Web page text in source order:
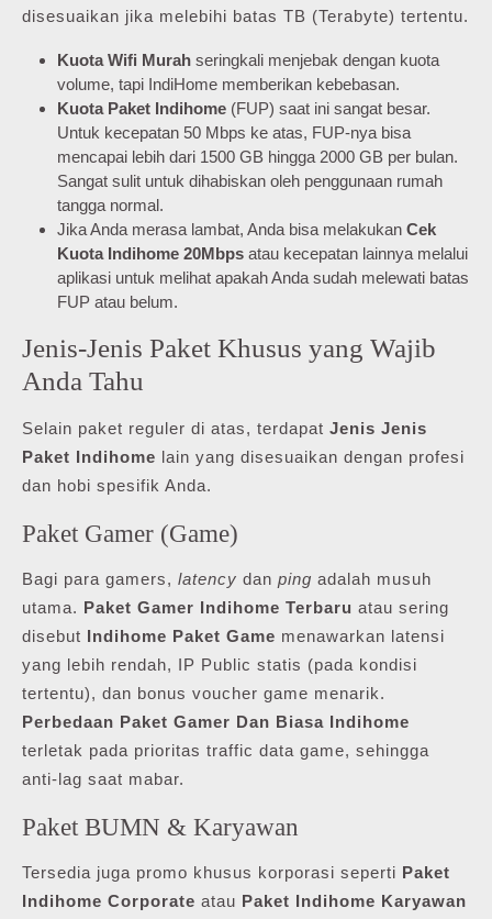
disesuaikan jika melebihi batas TB (Terabyte) tertentu.
Kuota Wifi Murah seringkali menjebak dengan kuota
volume, tapi IndiHome memberikan kebebasan.
Kuota Paket Indihome (FUP) saat ini sangat besar.
Untuk kecepatan 50 Mbps ke atas, FUP-nya bisa
mencapai lebih dari 1500 GB hingga 2000 GB per bulan.
Sangat sulit untuk dihabiskan oleh penggunaan rumah
tangga normal.
Jika Anda merasa lambat, Anda bisa melakukan Cek
Kuota Indihome 20Mbps atau kecepatan lainnya melalui
aplikasi untuk melihat apakah Anda sudah melewati batas
FUP atau belum.
Jenis-Jenis Paket Khusus yang Wajib
Anda Tahu
Selain paket reguler di atas, terdapat Jenis Jenis
Paket Indihome lain yang disesuaikan dengan profesi
dan hobi spesifik Anda.
Paket Gamer (Game)
Bagi para gamers, latency dan ping adalah musuh
utama. Paket Gamer Indihome Terbaru atau sering
disebut
Indihome Paket Game menawarkan latensi
yang lebih rendah, IP Public statis (pada kondisi
tertentu), dan bonus voucher game menarik.
Perbedaan Paket Gamer Dan Biasa Indihome
terletak pada prioritas traffic data game, sehingga
anti-lag saat mabar.
Paket BUMN & Karyawan
Tersedia juga promo khusus korporasi seperti Paket
Indihome Corporate atau Paket Indihome Karyawan